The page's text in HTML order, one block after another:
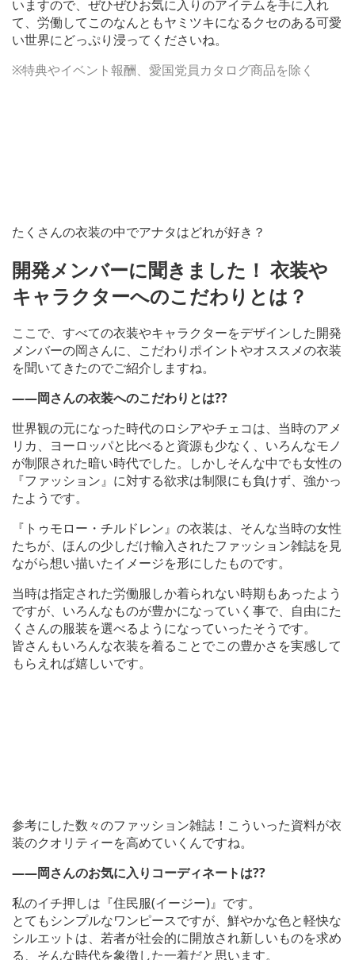
いますので、ぜひぜひお気に入りのアイテムを手に入れ
て、労働してこのなんともヤミツキになるクセのある可愛
い世界にどっぷり浸ってくださいね。
※特典やイベント報酬、愛国党員カタログ商品を除く
たくさんの衣装の中でアナタはどれが好き？
開発メンバーに聞きました！ 衣装や
キャラクターへのこだわりとは？
ここで、すべての衣装やキャラクターをデザインした開発
メンバーの岡さんに、こだわりポイントやオススメの衣装
を聞いてきたのでご紹介しますね。
――岡さんの衣装へのこだわりとは??
世界観の元になった時代のロシアやチェコは、当時のアメ
リカ、ヨーロッパと比べると資源も少なく、いろんなモノ
が制限された暗い時代でした。しかしそんな中でも女性の
『ファッション』に対する欲求は制限にも負けず、強かっ
たようです。
『トゥモロー・チルドレン』の衣装は、そんな当時の女性
たちが、ほんの少しだけ輸入されたファッション雑誌を見
ながら想い描いたイメージを形にしたものです。
当時は指定された労働服しか着られない時期もあったよう
ですが、いろんなものが豊かになっていく事で、自由にた
くさんの服装を選べるようになっていったそうです。
皆さんもいろんな衣装を着ることでこの豊かさを実感して
もらえれば嬉しいです。
参考にした数々のファッション雑誌！こういった資料が衣
装のクオリティーを高めていくんですね。
――岡さんのお気に入りコーディネートは??
私のイチ押しは『住民服(イージー)』です。
とてもシンプルなワンピースですが、鮮やかな色と軽快な
シルエットは、若者が社会的に開放され新しいものを求め
る、そんな時代を象徴した一着だと思います。